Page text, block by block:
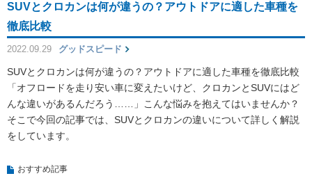
SUVとクロカンは何が違うの？アウトドアに適した車種を
徹底比較
2022.09.29 グッドスピード
SUVとクロカンは何が違うの？アウトドアに適した車種を徹底比較
「オフロードを走り安い車に変えたいけど、クロカンとSUVにはど
んな違いがあるんだろう……」こんな悩みを抱えてはいませんか？
そこで今回の記事では、SUVとクロカンの違いについて詳しく解説
をしています。
おすすめ記事